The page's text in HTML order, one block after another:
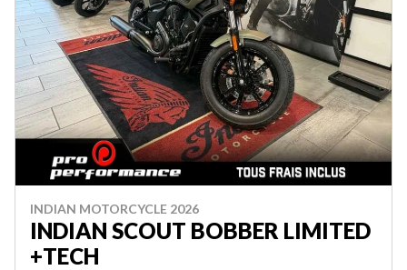
INDIAN MOTORCYCLE 2026
INDIAN SCOUT BOBBER LIMITED
+TECH